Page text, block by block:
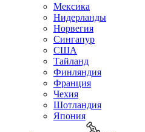
Мексика
Нидерланды
Норвегия
Сингапур
США
Тайланд
Финляндия
Франция
Чехия
Шотландия
Япония